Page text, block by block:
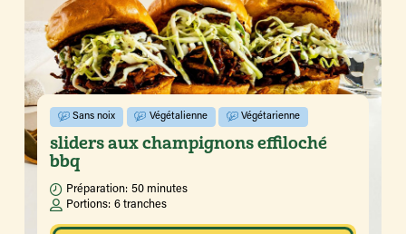
Sans noix Végétalienne Végétarienne
sliders aux champignons effiloché
bbq
Préparation: 50 minutes
Portions: 6 tranches